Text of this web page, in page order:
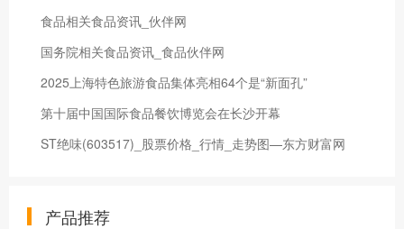
食品相关食品资讯_伙伴网
国务院相关食品资讯_食品伙伴网
2025上海特色旅游食品集体亮相64个是“新面孔”
第十届中国国际食品餐饮博览会在长沙开幕
ST绝味(603517)_股票价格_行情_走势图—东方财富网
产品推荐